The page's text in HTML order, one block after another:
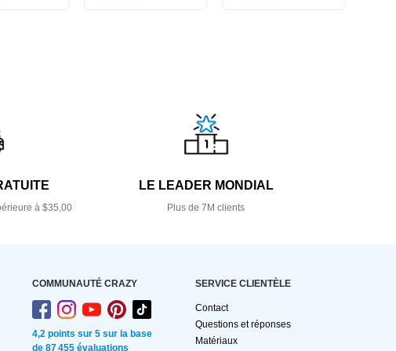
à $35,00
LE LEADER MONDIAL
Plus de 7M clients
COMMUNAUTÉ CRAZY
4,2 points sur 5 sur la base
de 87 455 évaluations
SERVICE CLIENTÈLE
Contact
Questions et réponses
Matériaux